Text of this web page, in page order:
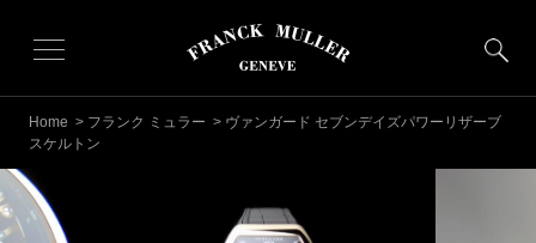
Home > フランク ミュラー > ヴァンガード セブンデイズパワーリザーブ
スケルトン